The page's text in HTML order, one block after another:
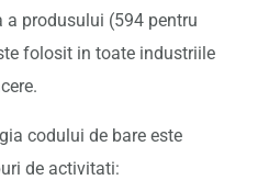
a produsului (594 pentru
folosit in toate industriile
codului de bare este
de activitati: